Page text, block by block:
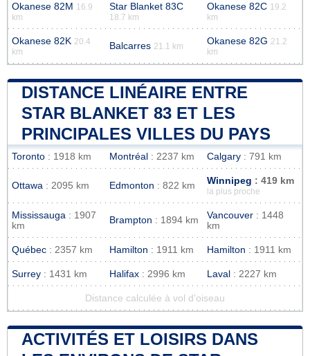
Okanese 82M 16.9
km
Star Blanket 83C
18.7 km
Okanese 82C 19.2
km
Okanese 82K 20.4
km
Balcarres 21.1 km Okanese 82G 21.2
km
DISTANCE LINÉAIRE ENTRE
STAR BLANKET 83 ET LES
PRINCIPALES VILLES DU PAYS
Toronto : 1918 km Montréal : 2237 km Calgary : 791 km
Ottawa : 2095 km Edmonton : 822 km Winnipeg : 419 km
la plus proche
Mississauga : 1907
km
Brampton : 1894 km Vancouver : 1448
km
Québec : 2357 km Hamilton : 1911 km Hamilton : 1911 km
Surrey : 1431 km Halifax : 2996 km Laval : 2227 km
Distance calculée à vol d'oiseau
ACTIVITÉS ET LOISIRS DANS